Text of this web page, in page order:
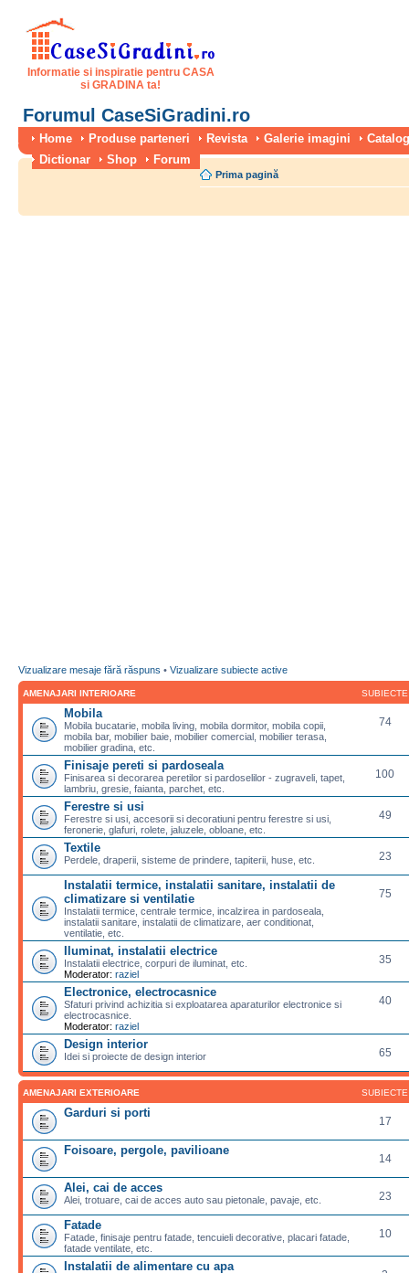
Informatie si inspiratie pentru CASA
si GRADINA ta!
Forumul CaseSiGradini.ro
Home Produse parteneri Revista Galerie imagini
Dictionar
Shop Forum
Prima pagină
Vizualizare mesaje fără răspuns • Vizualizare subiecte active
AMENAJARI INTERIOARE SUBIECTE
Mobila
Mobila bucatarie, mobila living, mobila dormitor, mobila copii,
mobila bar, mobilier baie, mobilier comercial, mobilier terasa,
mobilier gradina, etc.
74
Finisaje pereti si pardoseala
Finisarea si decorarea peretilor si pardoselilor - zugraveli, tapet,
lambriu, gresie, faianta, parchet, etc.
100
Ferestre si usi
Ferestre si usi, accesorii si decoratiuni pentru ferestre si usi,
feronerie, glafuri, rolete, jaluzele, obloane, etc.
49
Textile
Perdele, draperii, sisteme de prindere, tapiterii, huse, etc. 23
Instalatii termice, instalatii sanitare, instalatii de
climatizare si ventilatie
Instalatii termice, centrale termice, incalzirea in pardoseala,
instalatii sanitare, instalatii de climatizare, aer conditionat,
ventilatie, etc.
75
Iluminat, instalatii electrice
Instalatii electrice, corpuri de iluminat, etc.
Moderator: raziel
35
Electronice, electrocasnice
Sfaturi privind achizitia si exploatarea aparaturilor electronice si
electrocasnice.
Moderator: raziel
40
Design interior
Idei si proiecte de design interior 65
AMENAJARI EXTERIOARE SUBIECTE
Garduri si porti
17
Foisoare, pergole, pavilioane
14
Alei, cai de acces
Alei, trotuare, cai de acces auto sau pietonale, pavaje, etc. 23
Fatade
Fatade, finisaje pentru fatade, tencuieli decorative, placari fatade,
fatade ventilate, etc.
10
Instalatii de alimentare cu apa